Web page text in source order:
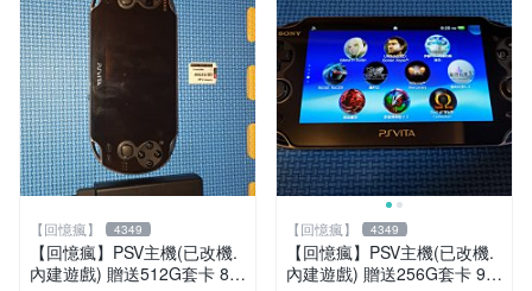
【回憶瘋】 4349
【回憶瘋】PSV主機(已改機.
內建遊戲) 贈送512G套卡 8成
【回憶瘋】 4349
【回憶瘋】PSV主機(已改機.
內建遊戲) 贈送256G套卡 9成